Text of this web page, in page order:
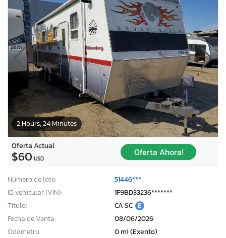
2 Hours, 24 Minutes
Oferta Actual
$60 USD
Oferta Ahora!
Número de lote:
51446***
ID vehicular (VIN):
1F9BD33236*******
Título:
CA SC E
Fecha de Venta:
08/06/2026
Odómetro:
0 mi (Exento)